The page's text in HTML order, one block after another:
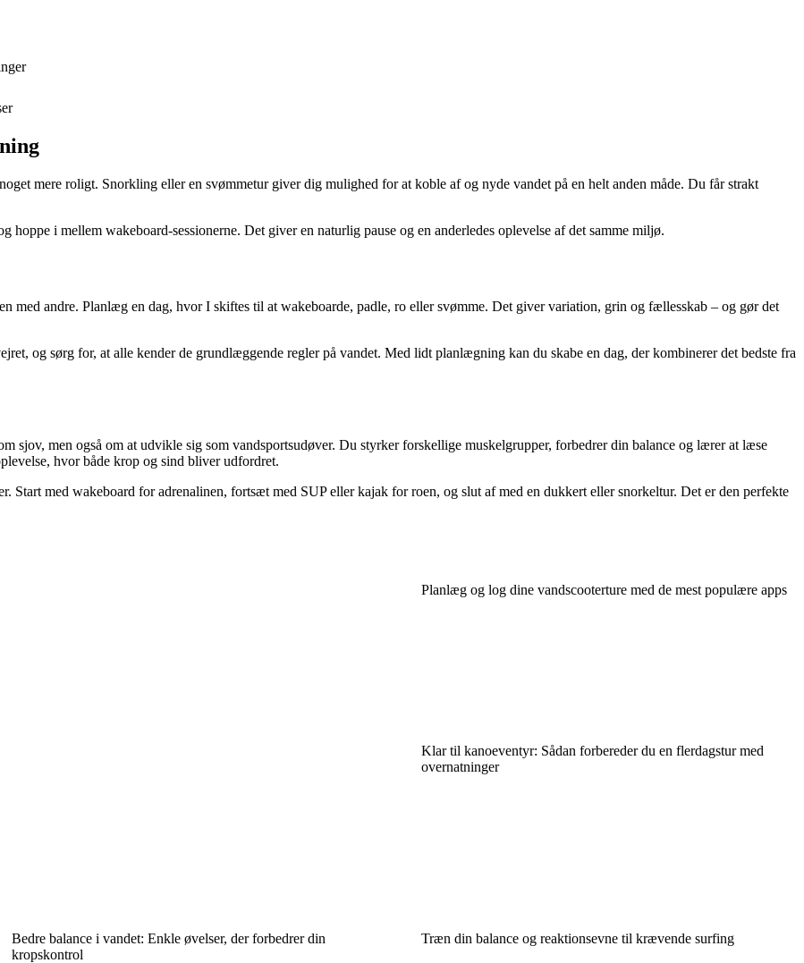
mere roligt. Snorkling eller en svømmetur giver dig mulighed for at koble af og nyde vandet på en helt anden måde. Du får strakt
i mellem wakeboard-sessionerne. Det giver en naturlig pause og en anderledes oplevelse af det samme miljø.
med andre. Planlæg en dag, hvor I skiftes til at wakeboarde, padle, ro eller svømme. Det giver variation, grin og fællesskab – og gør det
og sørg for, at alle kender de grundlæggende regler på vandet. Med lidt planlægning kan du skabe en dag, der kombinerer det bedste fra
sjov, men også om at udvikle sig som vandsportsudøver. Du styrker forskellige muskelgrupper, forbedrer din balance og lærer at læse
hvor både krop og sind bliver udfordret.
Start med wakeboard for adrenalinen, fortsæt med SUP eller kajak for roen, og slut af med en dukkert eller snorkeltur. Det er den perfekte
Planlæg og log dine vandscooterture med de mest populære apps
Klar til kanoeventyr: Sådan forbereder du en flerdagstur med
overnatninger
Bedre balance i vandet: Enkle øvelser, der forbedrer din
kropskontrol
Træn din balance og reaktionsevne til krævende surfing